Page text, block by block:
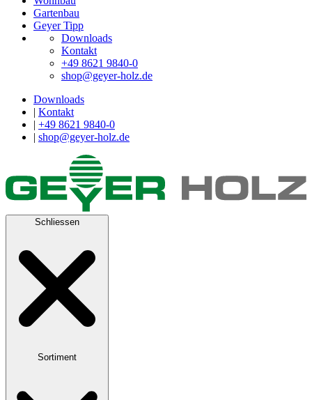
Gartenbau
Geyer Tipp
Downloads
Kontakt
+49 8621 9840-0
shop@geyer-holz.de
Downloads
| Kontakt
| +49 8621 9840-0
| shop@geyer-holz.de
Schliessen
Sortiment